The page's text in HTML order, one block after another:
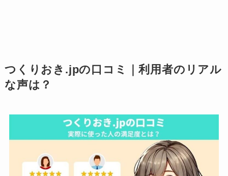
つくりおき.jpの口コミ｜利用者のリアル
な声は？